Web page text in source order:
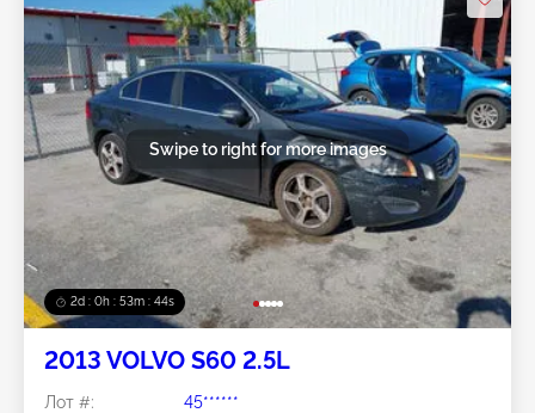
2d : 0h : 53m : 41s
Swipe to right for more images
2013 VOLVO S60 2.5L
Лот #:
45******